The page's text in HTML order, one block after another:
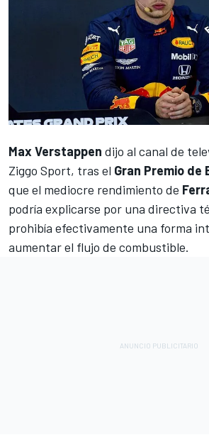
Max Verstappen dijo al canal de
Ziggo Sport, tras el Gran Premio
que el mediocre rendimiento de
podría explicarse por una directiva
prohibía efectivamente una forma
aumentar el flujo de combustible.